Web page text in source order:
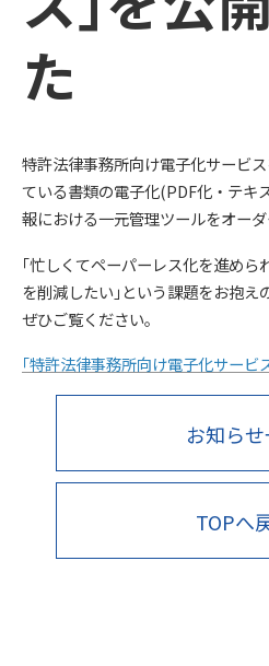
ブログ記
た
特許法律事務所向け電子化サービ
ている書類の電子化(PDF化・テキ
報における一元管理ツールをオーダ
｢忙しくてペーパーレス化を進めら
を削減したい｣という課題をお抱え
ぜひご覧ください。
｢特許法律事務所向け電子化サービ
お知ら
TOPへ